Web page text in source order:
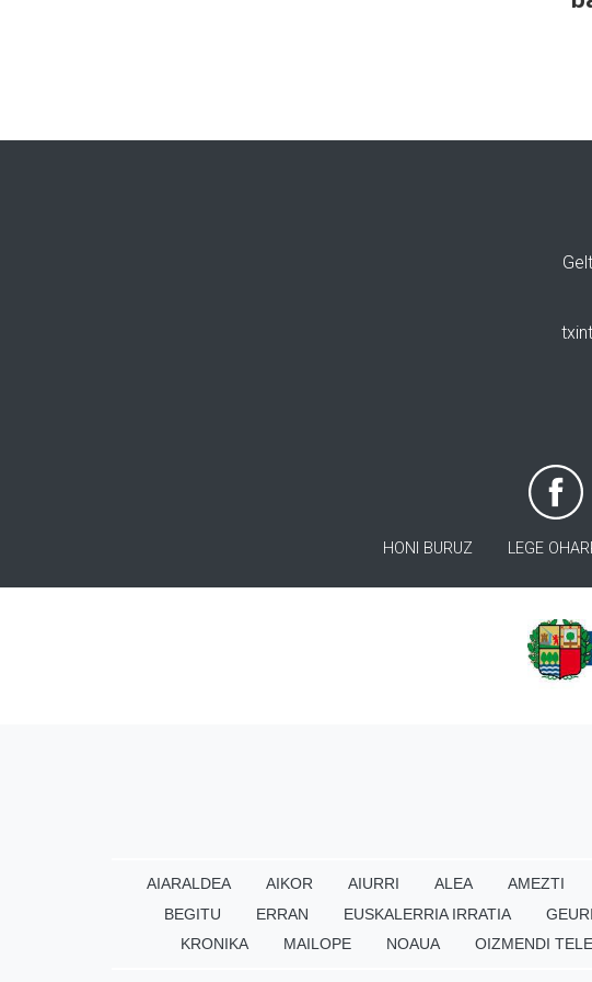
HONI BURUZ LEGE
AIARALDEA AIKOR AIURRI ALEA AMEZTI
BEGITU
ERRAN EUSKALERRIA IRRATIA
KRONIKA
MAILOPE NOAUA OIZMENDI